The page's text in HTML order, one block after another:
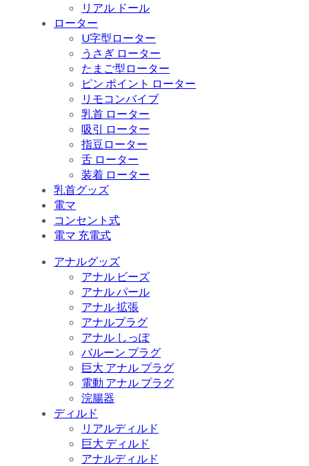
リアル ドール
ローター
U字型ローター
うさぎ ローター
たまご型ローター
ピン ポイント ローター
リモコンバイブ
乳首 ローター
吸引 ローター
指豆ローター
舌 ローター
装着 ローター
乳首グッズ
電マ
コンセント式
電マ 充電式
アナルグッズ
アナル ビーズ
アナル パール
アナル 拡張
アナルプラグ
アナル しっぽ
バルーン プラグ
巨大 アナル プラグ
電動 アナル プラグ
浣腸器
ディルド
リアルディルド
巨大 ディルド
アナルディルド